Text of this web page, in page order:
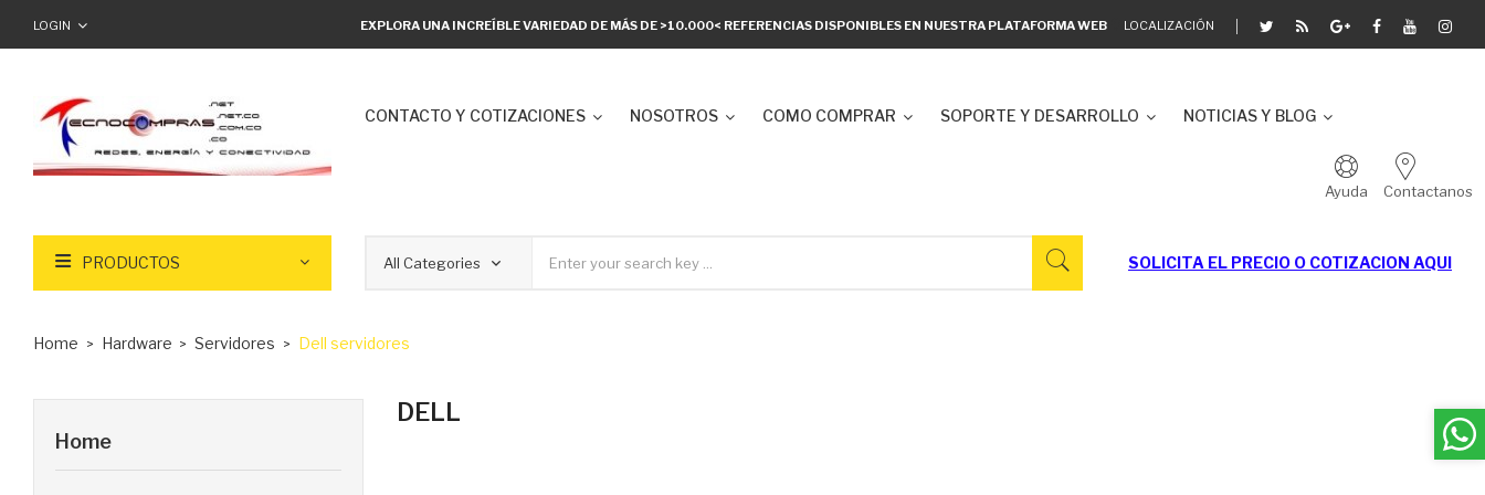
EXPLORA UNA INCREÍBLE VARIEDAD DE MÁS DE >10.000< REFERENCIAS DISPONIBLES EN NUESTRA PLATAFORMA WEB LOCALIZACIÓN
LOGIN
CONTACTO Y COTIZACIONES NOSOTROS COMO COMPRAR SOPORTE Y DESARROLLO NOTICIAS Y BLOG
Ayuda Contactanos
PRODUCTOS SOLICITA EL PRECIO O COTIZACION AQUI
Home Hardware Servidores Dell servidores
Home
DELL